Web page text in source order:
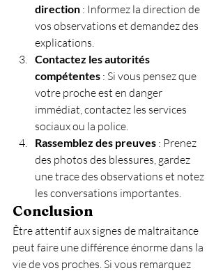
direction : Informez la direction de
vos observations et demandez des
explications.
Contactez les autorités
compétentes : Si vous pensez que
votre proche est en danger
immédiat, contactez les services
sociaux ou la police.
Rassemblez des preuves : Prenez
des photos des blessures, gardez
une trace des observations et notez
les conversations importantes.
Conclusion
Être attentif aux signes de maltraitance
peut faire une différence énorme dans la
vie de vos proches. Si vous remarquez